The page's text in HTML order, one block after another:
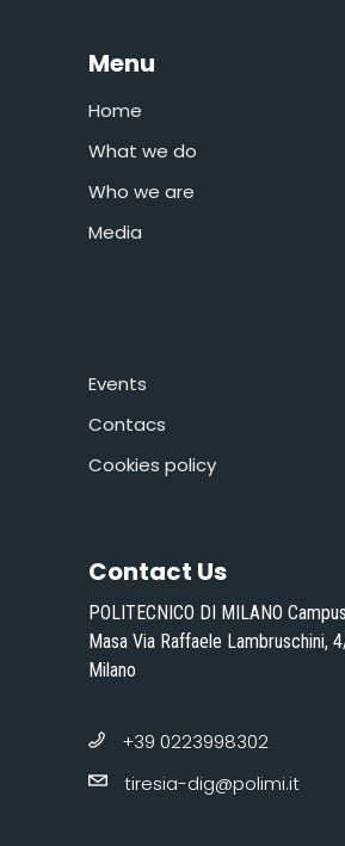
Menu
Home
What we do
Who we are
Media
Events
Contacs
Cookies policy
Contact Us
POLITECNICO DI MILANO
Masa Via Raffaele Lambruschini,
Milano
+39 0223998302
tiresia-dig@polimi.it